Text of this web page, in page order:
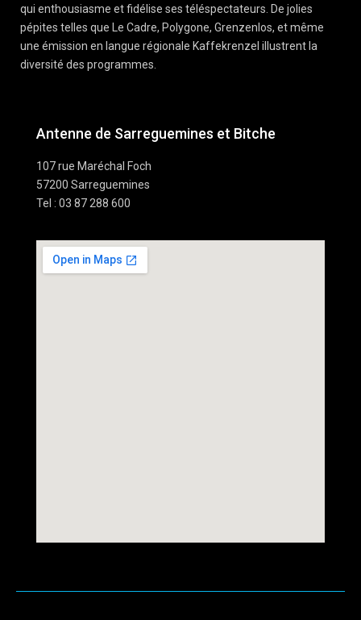
qui enthousiasme et fidélise ses téléspectateurs. De jolies
pépites telles que Le Cadre, Polygone, Grenzenlos, et même
une émission en langue régionale Kaffekrenzel illustrent la
diversité des programmes.
Antenne de Sarreguemines et Bitche
107 rue Maréchal Foch
57200 Sarreguemines
Tel : 03 87 288 600